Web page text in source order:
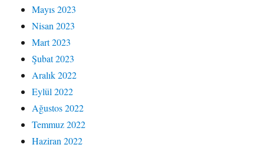
Mayıs 2023
Nisan 2023
Mart 2023
Şubat 2023
Aralık 2022
Eylül 2022
Ağustos 2022
Temmuz 2022
Haziran 2022